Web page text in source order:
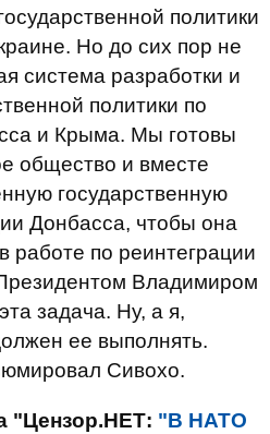
политики
Но до сих пор не
система разработки и
политики по
и Крыма. Мы готовы
общество и вместе
государственную
Донбасса, чтобы она
работе по реинтеграции
Владимиром
задача. Ну, а я,
ее выполнять.
Сивохо.
"Цензор.НЕТ: "В НАТО